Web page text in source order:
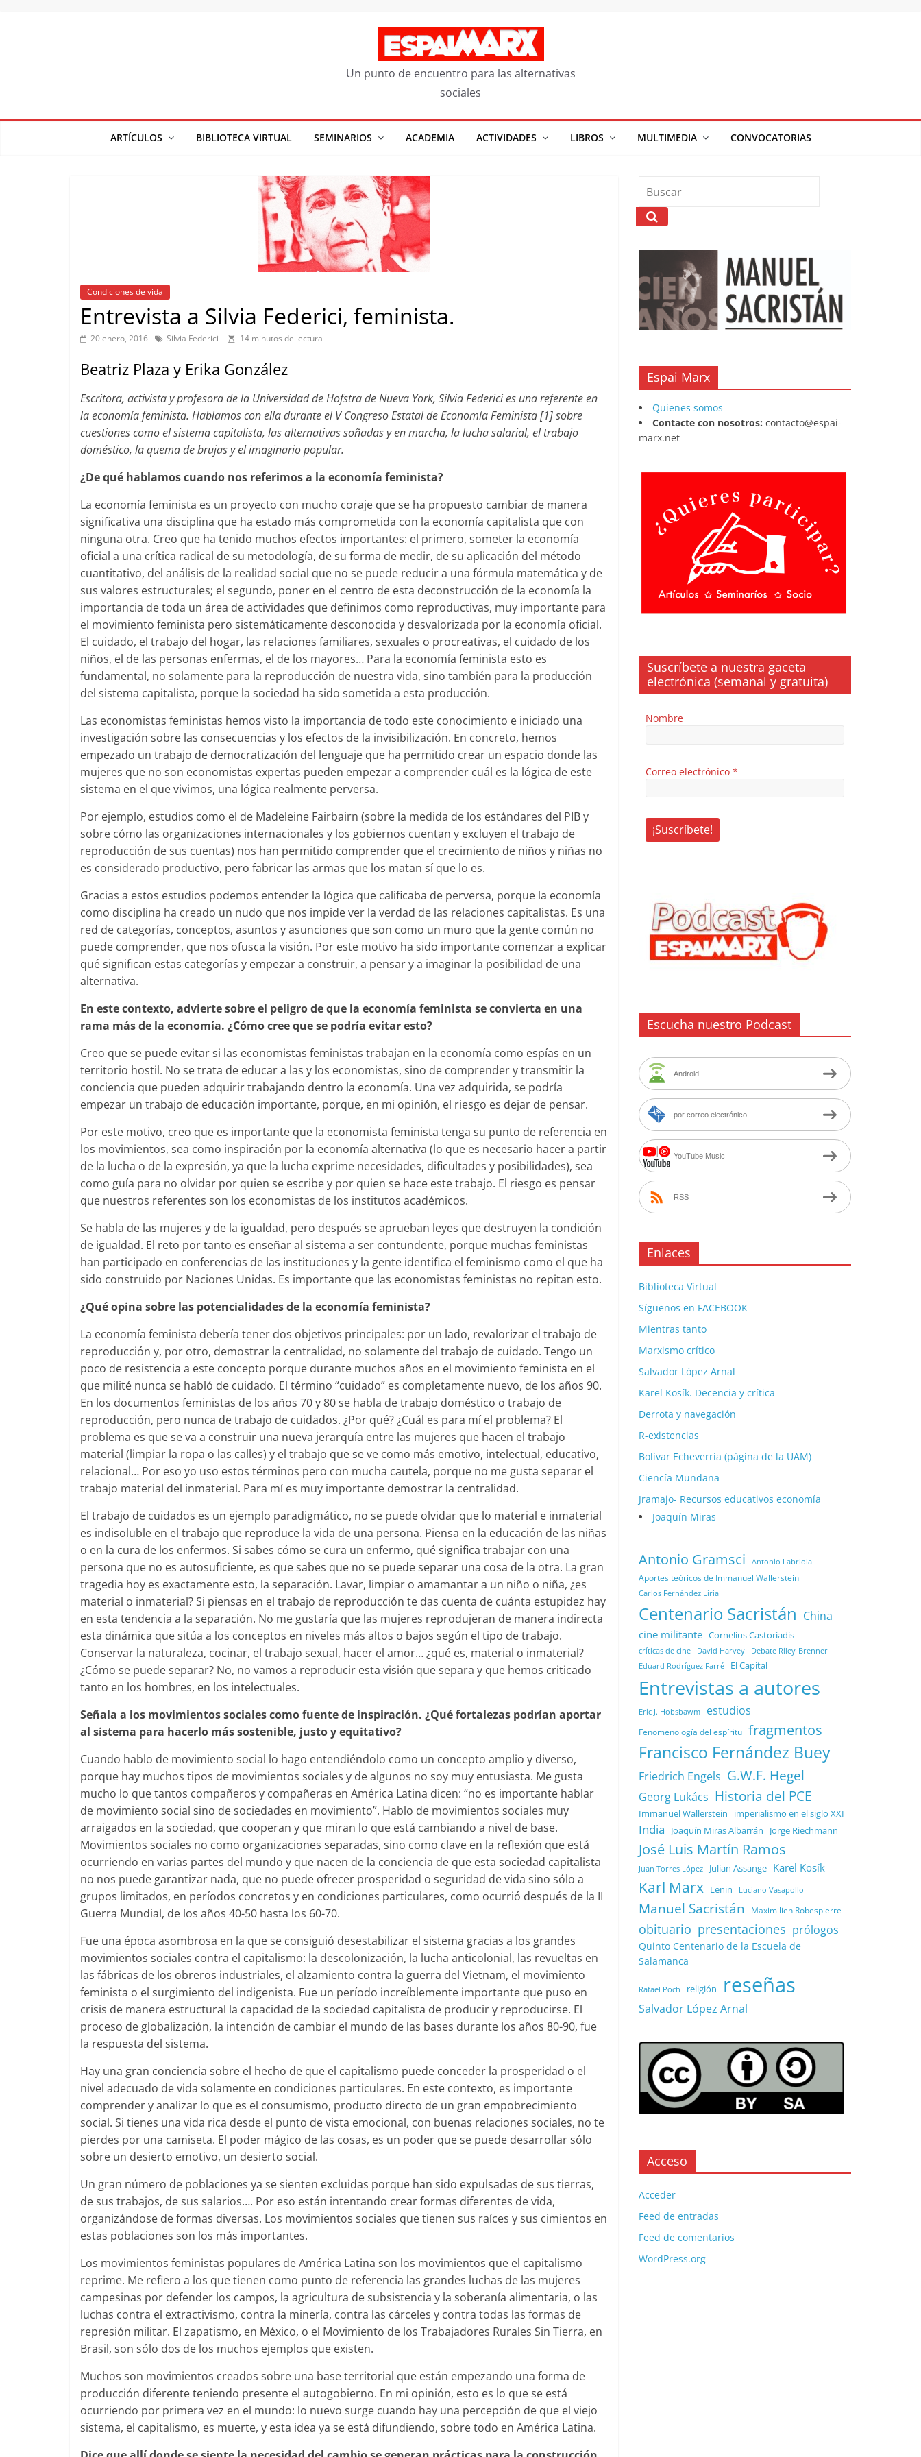
Un punto de encuentro para las alternativas
sociales
ARTÍCULOS BIBLIOTECA VIRTUAL SEMINARIOS ACADEMIA ACTIVIDADES LIBROS MULTIMEDIA CONVOCATORIAS
Condiciones de vida
Entrevista a Silvia Federici, feminista.
20 enero, 2016 Silvia Federici 14 minutos de lectura
Beatriz Plaza y Erika González
Escritora, activista y profesora de la Universidad de Hofstra de Nueva York, Silvia Federici es una referente en
la economía feminista. Hablamos con ella durante el V Congreso Estatal de Economía Feminista [1] sobre
cuestiones como el sistema capitalista, las alternativas soñadas y en marcha, la lucha salarial, el trabajo
doméstico, la quema de brujas y el imaginario popular.
¿De qué hablamos cuando nos referimos a la economía feminista?
La economía feminista es un proyecto con mucho coraje que se ha propuesto cambiar de manera
significativa una disciplina que ha estado más comprometida con la economía capitalista que con
ninguna otra. Creo que ha tenido muchos efectos importantes: el primero, someter la economía
oficial a una crítica radical de su metodología, de su forma de medir, de su aplicación del método
cuantitativo, del análisis de la realidad social que no se puede reducir a una fórmula matemática y de
sus valores estructurales; el segundo, poner en el centro de esta deconstrucción de la economía la
importancia de toda un área de actividades que definimos como reproductivas, muy importante para
el movimiento feminista pero sistemáticamente desconocida y desvalorizada por la economía oficial.
El cuidado, el trabajo del hogar, las relaciones familiares, sexuales o procreativas, el cuidado de los
niños, el de las personas enfermas, el de los mayores… Para la economía feminista esto es
fundamental, no solamente para la reproducción de nuestra vida, sino también para la producción
del sistema capitalista, porque la sociedad ha sido sometida a esta producción.
Las economistas feministas hemos visto la importancia de todo este conocimiento e iniciado una
investigación sobre las consecuencias y los efectos de la invisibilización. En concreto, hemos
empezado un trabajo de democratización del lenguaje que ha permitido crear un espacio donde las
mujeres que no son economistas expertas pueden empezar a comprender cuál es la lógica de este
sistema en el que vivimos, una lógica realmente perversa.
Por ejemplo, estudios como el de Madeleine Fairbairn (sobre la medida de los estándares del PIB y
sobre cómo las organizaciones internacionales y los gobiernos cuentan y excluyen el trabajo de
reproducción de sus cuentas) nos han permitido comprender que el crecimiento de niños y niñas no
es considerado productivo, pero fabricar las armas que los matan sí que lo es.
Gracias a estos estudios podemos entender la lógica que calificaba de perversa, porque la economía
como disciplina ha creado un nudo que nos impide ver la verdad de las relaciones capitalistas. Es una
red de categorías, conceptos, asuntos y asunciones que son como un muro que la gente común no
puede comprender, que nos ofusca la visión. Por este motivo ha sido importante comenzar a explicar
qué significan estas categorías y empezar a construir, a pensar y a imaginar la posibilidad de una
alternativa.
En este contexto, advierte sobre el peligro de que la economía feminista se convierta en una
rama más de la economía. ¿Cómo cree que se podría evitar esto?
Creo que se puede evitar si las economistas feministas trabajan en la economía como espías en un
territorio hostil. No se trata de educar a las y los economistas, sino de comprender y transmitir la
conciencia que pueden adquirir trabajando dentro la economía. Una vez adquirida, se podría
empezar un trabajo de educación importante, porque, en mi opinión, el riesgo es dejar de pensar.
Por este motivo, creo que es importante que la economista feminista tenga su punto de referencia en
los movimientos, sea como inspiración por la economía alternativa (lo que es necesario hacer a partir
de la lucha o de la expresión, ya que la lucha exprime necesidades, dificultades y posibilidades), sea
como guía para no olvidar por quien se escribe y por quien se hace este trabajo. El riesgo es pensar
que nuestros referentes son los economistas de los institutos académicos.
Se habla de las mujeres y de la igualdad, pero después se aprueban leyes que destruyen la condición
de igualdad. El reto por tanto es enseñar al sistema a ser contundente, porque muchas feministas
han participado en conferencias de las instituciones y la gente identifica el feminismo como el que ha
sido construido por Naciones Unidas. Es importante que las economistas feministas no repitan esto.
¿Qué opina sobre las potencialidades de la economía feminista?
La economía feminista debería tener dos objetivos principales: por un lado, revalorizar el trabajo de
reproducción y, por otro, demostrar la centralidad, no solamente del trabajo de cuidado. Tengo un
poco de resistencia a este concepto porque durante muchos años en el movimiento feminista en el
que milité nunca se habló de cuidado. El término “cuidado” es completamente nuevo, de los años 90.
En los documentos feministas de los años 70 y 80 se habla de trabajo doméstico o trabajo de
reproducción, pero nunca de trabajo de cuidados. ¿Por qué? ¿Cuál es para mí el problema? El
problema es que se va a construir una nueva jerarquía entre las mujeres que hacen el trabajo
material (limpiar la ropa o las calles) y el trabajo que se ve como más emotivo, intelectual, educativo,
relacional… Por eso yo uso estos términos pero con mucha cautela, porque no me gusta separar el
trabajo material del inmaterial. Para mí es muy importante demostrar la centralidad.
El trabajo de cuidados es un ejemplo paradigmático, no se puede olvidar que lo material e inmaterial
es indisoluble en el trabajo que reproduce la vida de una persona. Piensa en la educación de las niñas
o en la cura de los enfermos. Si sabes cómo se cura un enfermo, qué significa trabajar con una
persona que no es autosuficiente, es que sabes que no se puede separar una cosa de la otra. La gran
tragedia hoy es exactamente esto, la separación. Lavar, limpiar o amamantar a un niño o niña, ¿es
material o inmaterial? Si piensas en el trabajo de reproducción te das cuenta de cuánta estupidez hay
en esta tendencia a la separación. No me gustaría que las mujeres reprodujeran de manera indirecta
esta dinámica que sitúa a los conceptos en niveles más altos o bajos según el tipo de trabajo.
Conservar la naturaleza, cocinar, el trabajo sexual, hacer el amor… ¿qué es, material o inmaterial?
¿Cómo se puede separar? No, no vamos a reproducir esta visión que separa y que hemos criticado
tanto en los hombres, en los intelectuales.
Señala a los movimientos sociales como fuente de inspiración. ¿Qué fortalezas podrían aportar
al sistema para hacerlo más sostenible, justo y equitativo?
Cuando hablo de movimiento social lo hago entendiéndolo como un concepto amplio y diverso,
porque hay muchos tipos de movimientos sociales y de algunos no soy muy entusiasta. Me gusta
mucho lo que tantos compañeros y compañeras en América Latina dicen: “no es importante hablar
de movimiento social sino de sociedades en movimiento”. Hablo de movimientos sociales muy
arraigados en la sociedad, que cooperan y que miran lo que está cambiando a nivel de base.
Movimientos sociales no como organizaciones separadas, sino como clave en la reflexión que está
ocurriendo en varias partes del mundo y que nacen de la conciencia de que esta sociedad capitalista
no nos puede garantizar nada, que no puede ofrecer prosperidad o seguridad de vida sino sólo a
grupos limitados, en períodos concretos y en condiciones particulares, como ocurrió después de la II
Guerra Mundial, de los años 40-50 hasta los 60-70.
Fue una época asombrosa en la que se consiguió desestabilizar el sistema gracias a los grandes
movimientos sociales contra el capitalismo: la descolonización, la lucha anticolonial, las revueltas en
las fábricas de los obreros industriales, el alzamiento contra la guerra del Vietnam, el movimiento
feminista o el surgimiento del indigenista. Fue un período increíblemente importante que puso en
crisis de manera estructural la capacidad de la sociedad capitalista de producir y reproducirse. El
proceso de globalización, la intención de cambiar el mundo de las bases durante los años 80-90, fue
la respuesta del sistema.
Hay una gran conciencia sobre el hecho de que el capitalismo puede conceder la prosperidad o el
nivel adecuado de vida solamente en condiciones particulares. En este contexto, es importante
comprender y analizar lo que es el consumismo, producto directo de un gran empobrecimiento
social. Si tienes una vida rica desde el punto de vista emocional, con buenas relaciones sociales, no te
pierdes por una camiseta. El poder mágico de las cosas, es un poder que se puede desarrollar sólo
sobre un desierto emotivo, un desierto social.
Un gran número de poblaciones ya se sienten excluidas porque han sido expulsadas de sus tierras,
de sus trabajos, de sus salarios…. Por eso están intentando crear formas diferentes de vida,
organizándose de formas diversas. Los movimientos sociales que tienen sus raíces y sus cimientos en
estas poblaciones son los más importantes.
Los movimientos feministas populares de América Latina son los movimientos que el capitalismo
reprime. Me refiero a los que tienen como punto de referencia las grandes luchas de las mujeres
campesinas por defender los campos, la agricultura de subsistencia y la soberanía alimentaria, o las
luchas contra el extractivismo, contra la minería, contra las cárceles y contra todas las formas de
represión militar. El zapatismo, en México, o el Movimiento de los Trabajadores Rurales Sin Tierra, en
Brasil, son sólo dos de los muchos ejemplos que existen.
Muchos son movimientos creados sobre una base territorial que están empezando una forma de
producción diferente teniendo presente el autogobierno. En mi opinión, esto es lo que se está
ocurriendo por primera vez en el mundo: lo nuevo surge cuando hay una percepción de que el viejo
sistema, el capitalismo, es muerte, y esta idea ya se está difundiendo, sobre todo en América Latina.
Espai Marx
Quienes somos
Contacte con nosotros: contacto@espai-
marx.net
Suscríbete a nuestra gaceta
electrónica (semanal y gratuita)
Nombre
Correo electrónico *
Escucha nuestro Podcast
Android
por correo electrónico
YouTube Music
RSS
Enlaces
Biblioteca Virtual
Síguenos en FACEBOOK
Mientras tanto
Marxismo crítico
Salvador López Arnal
Karel Kosík. Decencia y crítica
Derrota y navegación
R-existencias
Bolívar Echeverría (página de la UAM)
Ciencía Mundana
Jramajo- Recursos educativos economía
Joaquín Miras
Antonio Gramsci Antonio Labriola
Aportes teóricos de Immanuel Wallerstein
Carlos Fernández Liria
Centenario Sacristán China
cine militante Cornelius Castoriadis
críticas de cine David Harvey Debate Riley-Brenner
Eduard Rodríguez Farré El Capital
Entrevistas a autores
Eric J. Hobsbawm estudios
Fenomenología del espíritu fragmentos
Francisco Fernández Buey
Friedrich Engels G.W.F. Hegel
Georg Lukács Historia del PCE
Immanuel Wallerstein imperialismo en el siglo XXI
India Joaquín Miras Albarrán Jorge Riechmann
José Luis Martín Ramos
Juan Torres López Julian Assange Karel Kosík
Karl Marx Lenin Luciano Vasapollo
Manuel Sacristán Maximilien Robespierre
obituario presentaciones prólogos
Quinto Centenario de la Escuela de
Salamanca
Rafael Poch religión reseñas
Salvador López Arnal
Acceso
Acceder
Feed de entradas
Feed de comentarios
WordPress.org